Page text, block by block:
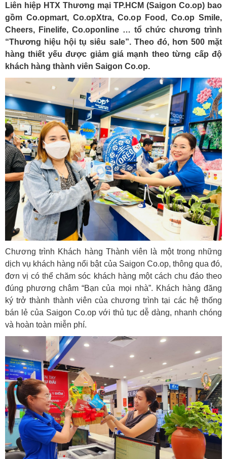
Liên hiệp HTX Thương mại TP.HCM (Saigon Co.op) bao
gồm Co.opmart, Co.opXtra, Co.op Food, Co.op Smile,
Cheers, Finelife, Co.oponline … tổ chức chương trình
“Thương hiệu hội tụ siêu sale”. Theo đó, hơn 500 mặt
hàng thiết yếu được giảm giá mạnh theo từng cấp độ
khách hàng thành viên Saigon Co.op.
Chương trình Khách hàng Thành viên là một trong những
dịch vụ khách hàng nổi bật của Saigon Co.op, thông qua đó,
đơn vị có thể chăm sóc khách hàng một cách chu đáo theo
đúng phương châm “Bạn của mọi nhà”. Khách hàng đăng
ký trở thành thành viên của chương trình tại các hệ thống
bán lẻ của Saigon Co.op với thủ tục dễ dàng, nhanh chóng
và hoàn toàn miễn phí.